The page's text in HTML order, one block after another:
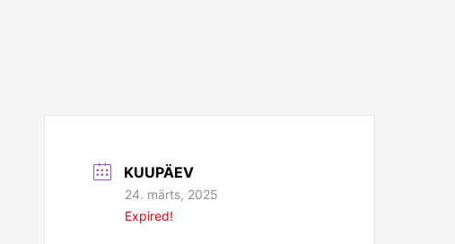
KUUPÄEV
24. märts, 2025
Expired!